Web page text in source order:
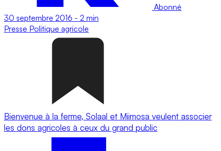
Abonné
30 septembre 2016 - 2 min
Presse Politique agricole
Bienvenue à la ferme, Solaal et Miimosa veulent associer
les dons agricoles à ceux du grand public